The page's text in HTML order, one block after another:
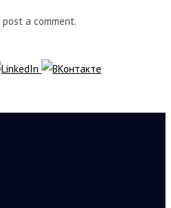
a comment.